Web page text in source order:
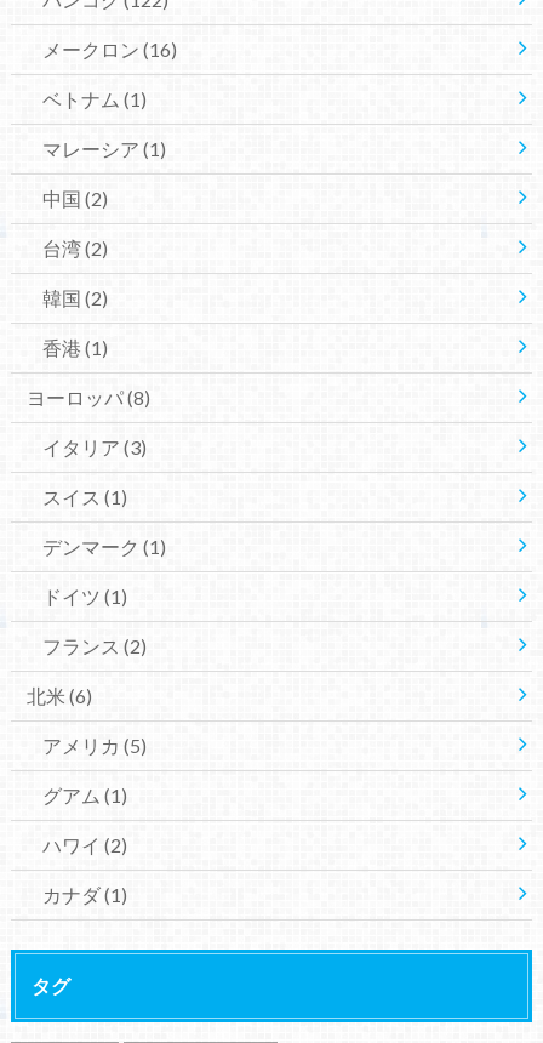
メークロン (16)
ベトナム (1)
マレーシア (1)
中国 (2)
台湾(2)
韓国 (2)
香港 (1)
ヨーロッパ(8)
イタリア (3)
スイス (1)
デンマーク (1)
ドイツ (1)
フランス (2)
北米 (6)
アメリカ (5)
グアム (1)
ハワイ (2)
カナダ(1)
タグ